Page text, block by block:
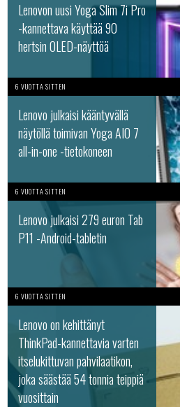
Lenovon uusi Yoga Slim 7i Pro
-kannettava käyttää 90
hertsin OLED-näyttöä
6 VUOTTA SITTEN
Lenovo julkaisi kääntyvällä
näytöllä toimivan Yoga AIO 7
all-in-one -tietokoneen
6 VUOTTA SITTEN
Lenovo julkaisi 279 euron Tab
P11 -Android-tabletin
6 VUOTTA SITTEN
Lenovo on kehittänyt
ThinkPad-kannettavia varten
itselukittuvan pahvilaatikon,
joka säästää 54 tonnia teippiä
vuosittain